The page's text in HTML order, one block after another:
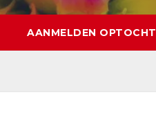
AANMELDEN OPTOCHT